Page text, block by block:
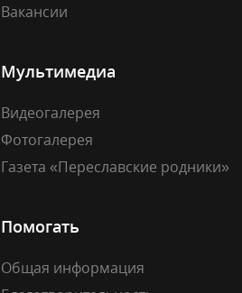
Вакансии
Мультимедиа
Видеогалерея
Фотогалерея
Газета «Переславские родники»
Помогать
Общая информация